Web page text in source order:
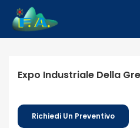
Expo Industriale Della
Richiedi Un Preventivo